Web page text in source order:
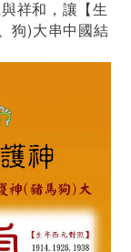
祥和，讓【生
狗)大串中國結